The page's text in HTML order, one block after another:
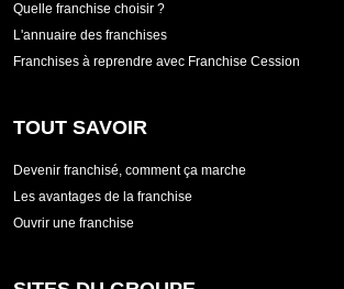
Quelle franchise choisir ?
L'annuaire des franchises
Franchises à reprendre avec Franchise Cession
TOUT SAVOIR
Devenir franchisé, comment ça marche
Les avantages de la franchise
Ouvrir une franchise